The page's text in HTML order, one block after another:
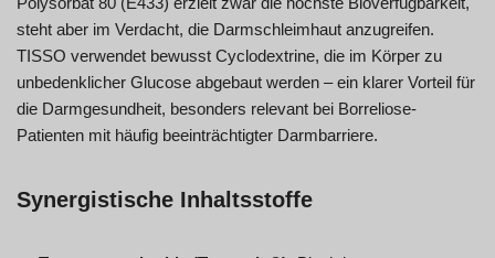
steht aber im Verdacht, die Darmschleimhaut anzugreifen.
TISSO verwendet bewusst Cyclodextrine, die im Körper zu
unbedenklicher Glucose abgebaut werden – ein klarer Vorteil für
die Darmgesundheit, besonders relevant bei Borreliose-
Patienten mit häufig beeinträchtigter Darmbarriere.
Synergistische Inhaltsstoffe